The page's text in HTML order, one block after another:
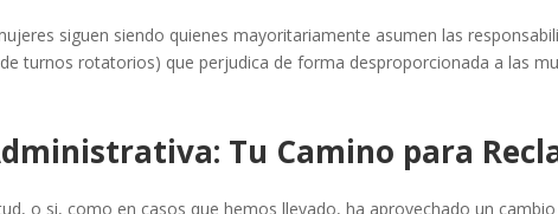
siguen siendo quienes mayoritariamente asumen las
turnos rotatorios) que perjudica de forma desproporcionada a las
Tu Camino para
o si, como en casos que hemos llevado, ha aprovechado un